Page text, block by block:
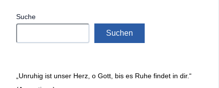
Suche
Suchen
„Unruhig ist unser Herz, o Gott, bis es Ruhe findet in dir.“